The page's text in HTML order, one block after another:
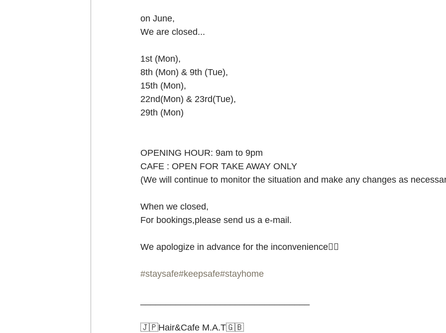
on June,﻿
We are closed...﻿
1st (Mon),﻿
8th (Mon) & 9th (Tue),﻿
15th (Mon),﻿
22nd(Mon) & 23rd(Tue),﻿
29th (Mon)﻿
OPENING HOUR: 9am to 9pm﻿
CAFE : OPEN FOR TAKE AWAY ONLY ﻿
(We will continue to monitor the situation and make any changes as
When we closed,﻿
For bookings,please send us a e-mail.﻿
We apologize in advance for the inconvenience🙇‍♂️ ﻿
#staysafe#keepsafe#stayhome
🇯🇵Hair&Cafe M.A.T🇬🇧﻿